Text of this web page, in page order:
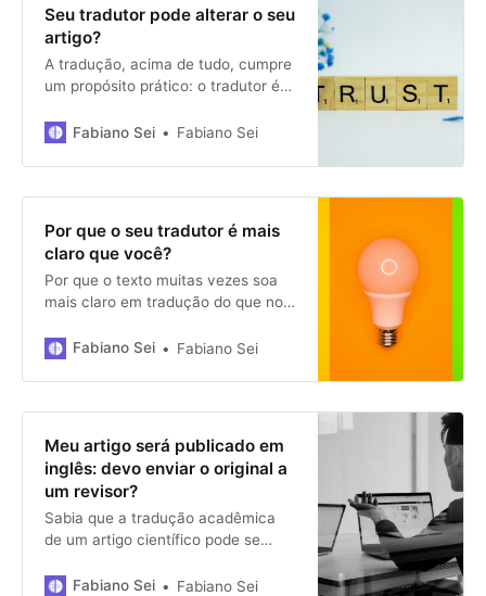
Seu tradutor pode alterar o seu
artigo?
A tradução, acima de tudo, cumpre
um propósito prático: o tradutor é
informa a outras pessoas—num
que amplia o público-alvo de
determinado autor ou texto—o que
tradutor realiza um ato de fala não
Fabiano Sei Fabiano Sei
Por que o seu tradutor é mais
claro que você?
Por que o texto muitas vezes soa
mais claro em tradução do que no
tradutores têm o hábito aclarar os
Fabiano Sei Fabiano Sei
Meu artigo será publicado em
inglês: devo enviar o original a
um revisor?
Sabia que a tradução acadêmica
de um artigo científico pode se
no original?
Fabiano Sei Fabiano Sei